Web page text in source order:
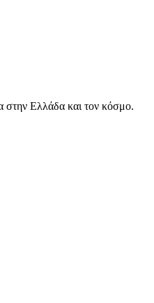
στην Ελλάδα και τον κόσμο.